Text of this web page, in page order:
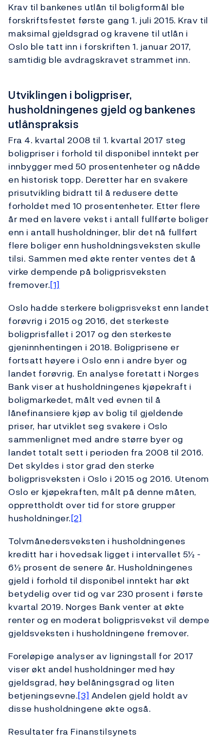
Krav til bankenes utlån til boligformål ble
forskriftsfestet første gang 1. juli 2015. Krav til
maksimal gjeldsgrad og kravene til utlån i
Oslo ble tatt inn i forskriften 1. januar 2017,
samtidig ble avdragskravet strammet inn.
Utviklingen i boligpriser,
husholdningenes gjeld og bankenes
utlånspraksis
Fra 4. kvartal 2008 til 1. kvartal 2017 steg
boligpriser i forhold til disponibel inntekt per
innbygger med 50 prosentenheter og nådde
en historisk topp. Deretter har en svakere
prisutvikling bidratt til å redusere dette
forholdet med 10 prosentenheter. Etter flere
år med en lavere vekst i antall fullførte boliger
enn i antall husholdninger, blir det nå fullført
flere boliger enn husholdningsveksten skulle
tilsi. Sammen med økte renter ventes det å
virke dempende på boligprisveksten
fremover.[1]
Oslo hadde sterkere boligprisvekst enn landet
forøvrig i 2015 og 2016, det sterkeste
boligprisfallet i 2017 og den sterkeste
gjeninnhentingen i 2018. Boligprisene er
fortsatt høyere i Oslo enn i andre byer og
landet forøvrig. En analyse foretatt i Norges
Bank viser at husholdningenes kjøpekraft i
boligmarkedet, målt ved evnen til å
lånefinansiere kjøp av bolig til gjeldende
priser, har utviklet seg svakere i Oslo
sammenlignet med andre større byer og
landet totalt sett i perioden fra 2008 til 2016.
Det skyldes i stor grad den sterke
boligprisveksten i Oslo i 2015 og 2016. Utenom
Oslo er kjøpekraften, målt på denne måten,
opprettholdt over tid for store grupper
husholdninger.[2]
Tolvmånedersveksten i husholdningenes
kreditt har i hovedsak ligget i intervallet 5½ -
6½ prosent de senere år. Husholdningenes
gjeld i forhold til disponibel inntekt har økt
betydelig over tid og var 230 prosent i første
kvartal 2019. Norges Bank venter at økte
renter og en moderat boligprisvekst vil dempe
gjeldsveksten i husholdningene fremover.
Foreløpige analyser av ligningstall for 2017
viser økt andel husholdninger med høy
gjeldsgrad, høy belåningsgrad og liten
betjeningsevne.[3] Andelen gjeld holdt av
disse husholdningene økte også.
Resultater fra Finanstilsynets